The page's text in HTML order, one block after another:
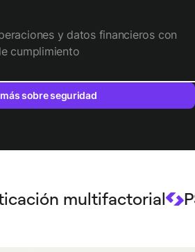
y datos financieros con
cumplimiento
más sobre seguridad
multifactorial PSD2